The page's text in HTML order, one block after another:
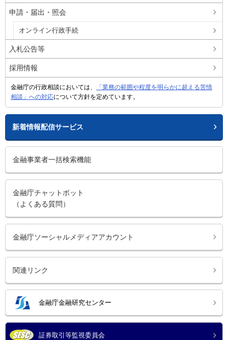
申請・届出・照会
オンライン行政手続
入札公告等
採用情報
金融庁の行政相談においては、
「業務の範囲や程度を明らかに超える苦情
相談」への対応について方針を定めています。
新着情報配信サービス
金融事業者一括検索機能
金融庁チャットボット
（よくある質問）
金融庁ソーシャルメディアアカウント
関連リンク
金融庁金融研究センター
証券取引等監視委員会